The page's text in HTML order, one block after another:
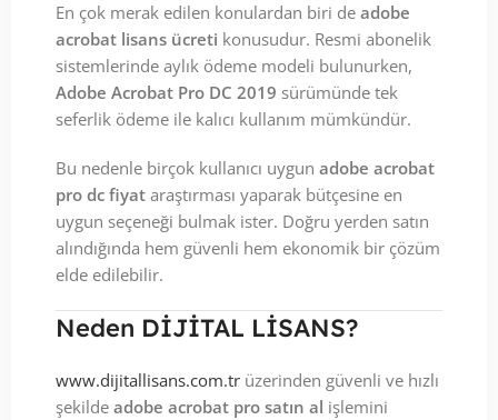
En çok merak edilen konulardan biri de adobe
acrobat lisans ücreti konusudur. Resmi abonelik
sistemlerinde aylık ödeme modeli bulunurken,
Adobe Acrobat Pro DC 2019 sürümünde tek
seferlik ödeme ile kalıcı kullanım mümkündür.
Bu nedenle birçok kullanıcı uygun adobe acrobat
pro dc fiyat araştırması yaparak bütçesine en
uygun seçeneği bulmak ister. Doğru yerden satın
alındığında hem güvenli hem ekonomik bir çözüm
elde edilebilir.
Neden DİJİTAL LİSANS?
www.dijitallisans.com.tr üzerinden güvenli ve hızlı
şekilde adobe acrobat pro satın al işlemini